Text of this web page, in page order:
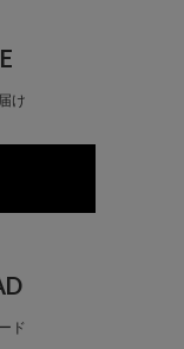
け
ド